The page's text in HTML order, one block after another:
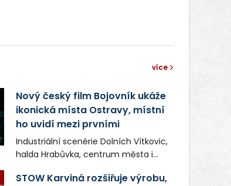
více
Nový český film Bojovník ukáže
ikonická místa Ostravy, místní
ho uvidí mezi prvními
Industriální scenérie Dolních Vítkovic,
halda Hrabůvka, centrum města i
v novém filmu Bojovník, který vstoupí
STOW Karviná rozšiřuje výrobu,